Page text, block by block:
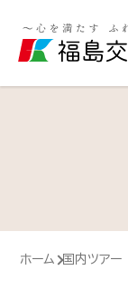
ホーム 国内ツアー